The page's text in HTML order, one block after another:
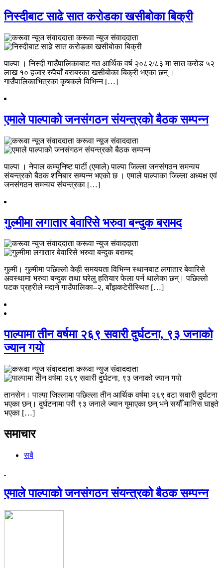
निस्दीबाट साढे सात करोडका खसीबोका बिक्री
करूवा न्यूज संवाददाता
पाल्पा । निस्दी गाउँपालिकाबाट गत आर्थिक वर्ष २०८२/८३ मा सात करोड ५२
लाख १० हजार रुपैयाँ बराबरका खसीबोका बिक्री भएका छन् ।
गाउँपालिकाभित्रका कृषकले विभिन्न […]
एमाले पाल्पाको जनसंगठन संयन्त्रको बैठक सम्पन्न
करूवा न्यूज संवाददाता
पाल्पा । नेपाल कम्युनिष्ट पार्टी (एमाले) पाल्पा जिल्ला जनसंगठन समन्वय
संयन्त्रको बैठक शनिबार सम्पन्न भएको छ । एमाले पाल्पाका जिल्ला अध्यक्ष एवं
जनसंगठन समन्वय संयन्त्रका […]
गुल्मीमा लगातार बेवारिसे भरुवा बन्दुक बरामद
करूवा न्युज संवाददाता
गुल्मी। गुल्मीमा पछिल्लो केही समययता विभिन्न स्थानबाट लगातार बेवारिसे
अवस्थामा भरुवा बन्दुक तथा घरेलु हतियार फेला पर्न थालेका छन्। पछिल्लो
पटक प्रहरीले मदाने गाउँपालिका–२, बाँझकटेरीस्थित […]
पाल्पामा तीन वर्षमा २६९ सवारी दुर्घटना, ९३ जनाको
ज्यान गयाे
करूवा न्युज संवाददाता
तानसेन। पाल्पा जिल्लामा पछिल्ला तीन आर्थिक वर्षमा २६९ वटा सवारी दुर्घटना
भएका छन्। दुर्घटनामा परी ९३ जनाले ज्यान गुमाएका छन् भने सयौँ मानिस घाइते
भएका […]
समाचार
सबै
एमाले पाल्पाको जनसंगठन संयन्त्रको बैठक सम्पन्न